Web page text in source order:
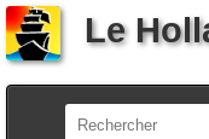
Le